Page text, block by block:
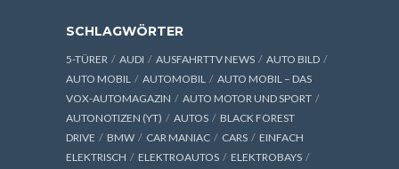
SCHLAGWÖRTER
5-TÜRER AUDI AUSFAHRTTV NEWS
AUTO BILD
AUTO MOBIL
AUTOMOBIL
AUTO MOBIL – DAS
VOX-AUTOMAGAZIN
AUTO MOTOR UND SPORT
AUTONOTIZEN (YT)
AUTOS
BLACK FOREST
DRIVE
BMW CAR MANIAC CARS
EINFACH
ELEKTRISCH
ELEKTROAUTOS
ELEKTROBAYS